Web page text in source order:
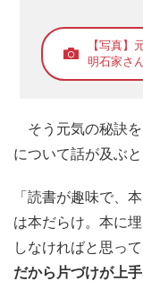
【写真】
明石家さ
そう元気の秘訣を
について話が及ぶと
「読書が趣味で、
は本だらけ。本に
しなければと思っ
だから片づけが上